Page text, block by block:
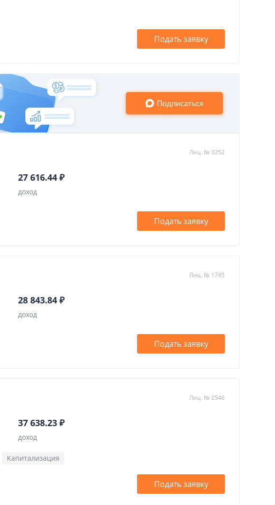
Подать заявку
Лиц. № 3252
27 616.44 ₽
доход
Подать заявку
Лиц. № 1745
28 843.84 ₽
доход
Подать заявку
Лиц. № 2546
37 638.23 ₽
доход
Капитализация
Подать заявку